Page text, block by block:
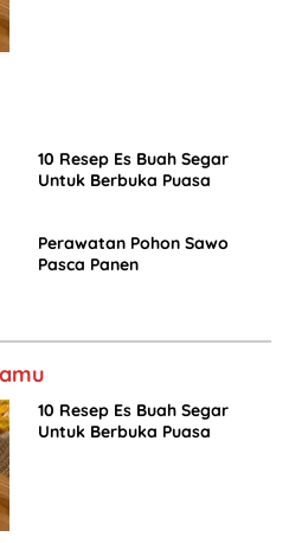
10 Resep Es Buah Segar
Untuk Berbuka Puasa
Perawatan Pohon Sawo
Pasca Panen
10 Resep Es Buah Segar
Untuk Berbuka Puasa